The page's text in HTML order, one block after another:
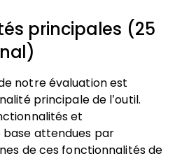
principales (25
notre évaluation est
principale de l’outil.
et
attendues par
de ces fonctionnalités de